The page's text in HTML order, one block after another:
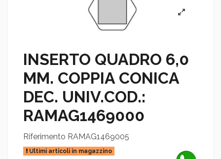
INSERTO QUADRO 6,0
MM. COPPIA CONICA
DEC. UNIV.COD.:
RAMAG1469000
Riferimento RAMAG1469005
Ultimi articoli in magazzino